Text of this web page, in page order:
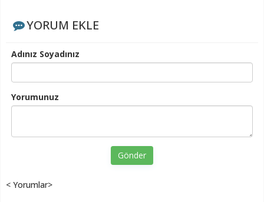
YORUM EKLE
Adınız Soyadınız
Yorumunuz
Gönder
< Yorumlar>